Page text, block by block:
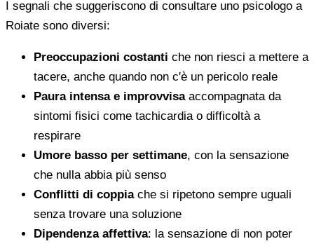
I segnali che suggeriscono di consultare uno psicologo a
Roiate sono diversi:
Preoccupazioni costanti che non riesci a mettere a
tacere, anche quando non c'è un pericolo reale
Paura intensa e improvvisaaccompagnata da
sintomi fisici come tachicardia o difficoltà a
respirare
Umore basso per settimane, con la sensazione
che nulla abbia più senso
Conflitti di coppiache si ripetono sempre uguali
senza trovare una soluzione
Dipendenza affettiva: la sensazione di non poter